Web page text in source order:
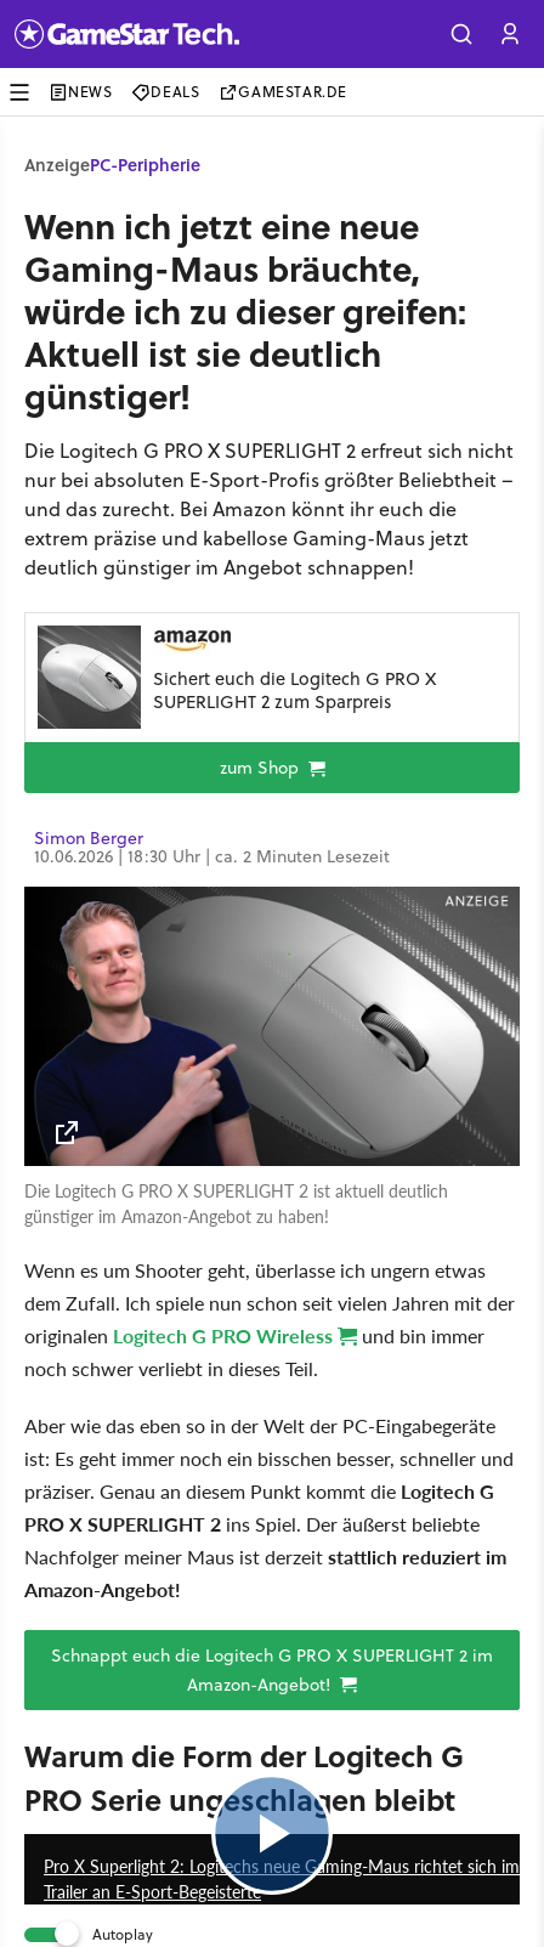
NEWS DEALS GAMESTAR.DE
AnzeigePC-Peripherie
Wenn ich jetzt eine neue
Gaming-Maus bräuchte,
würde ich zu dieser greifen:
Aktuell ist sie deutlich
günstiger!
Die Logitech G PRO X SUPERLIGHT 2 erfreut sich nicht
nur bei absoluten E-Sport-Profis größter Beliebtheit –
und das zurecht. Bei Amazon könnt ihr euch die
extrem präzise und kabellose Gaming-Maus jetzt
deutlich günstiger im Angebot schnappen!
Sichert euch die Logitech G PRO X
SUPERLIGHT 2 zum Sparpreis
zum Shop
Simon Berger
10.06.2026 | 18:30 Uhr | ca. 2 Minuten Lesezeit
Die Logitech G PRO X SUPERLIGHT 2 ist aktuell deutlich
günstiger im Amazon-Angebot zu haben!
Wenn es um Shooter geht, überlasse ich ungern etwas
dem Zufall. Ich spiele nun schon seit vielen Jahren mit der
originalen Logitech G PRO Wireless
und bin immer
noch schwer verliebt in dieses Teil.
Aber wie das eben so in der Welt der PC-Eingabegeräte
ist: Es geht immer noch ein bisschen besser, schneller und
präziser. Genau an diesem Punkt kommt die Logitech G
PRO X SUPERLIGHT 2 ins Spiel. Der äußerst beliebte
Nachfolger meiner Maus ist derzeitstattlich reduziert im
Amazon-Angebot!
Schnappt euch die Logitech G PRO X SUPERLIGHT 2 im
Amazon-Angebot!
Warum die Form der Logitech G
PRO Serie ungeschlagen bleibt
Pro X Superlight 2: Logitechs neue Gaming-Maus richtet sich im
Trailer an E-Sport-Begeisterte
Autoplay